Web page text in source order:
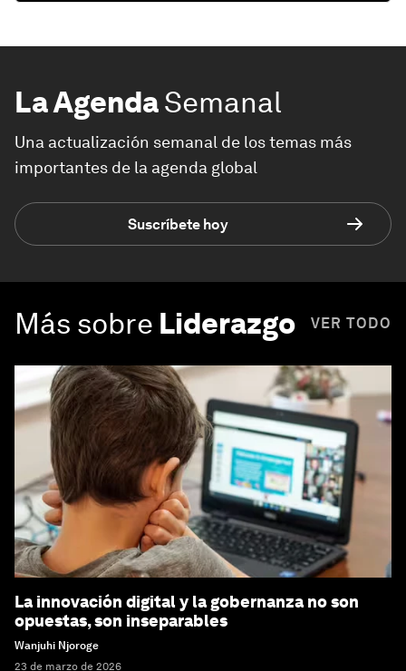
La AgendaSemanal
Una actualización semanal de los temas más
importantes de la agenda global
Suscríbete hoy
Más sobre Liderazgo VER TODO
La innovación digital y la gobernanza no son
opuestas, son inseparables
Wanjuhi Njoroge
23 de marzo de 2026